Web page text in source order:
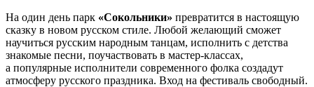
На один день парк «Сокольники» превратится в настоящую
сказку в новом русском стиле. Любой желающий сможет
научиться русским народным танцам, исполнить с детства
знакомые песни, поучаствовать в мастер-классах,
а популярные исполнители современного фолка создадут
атмосферу русского праздника. Вход на фестиваль свободный.